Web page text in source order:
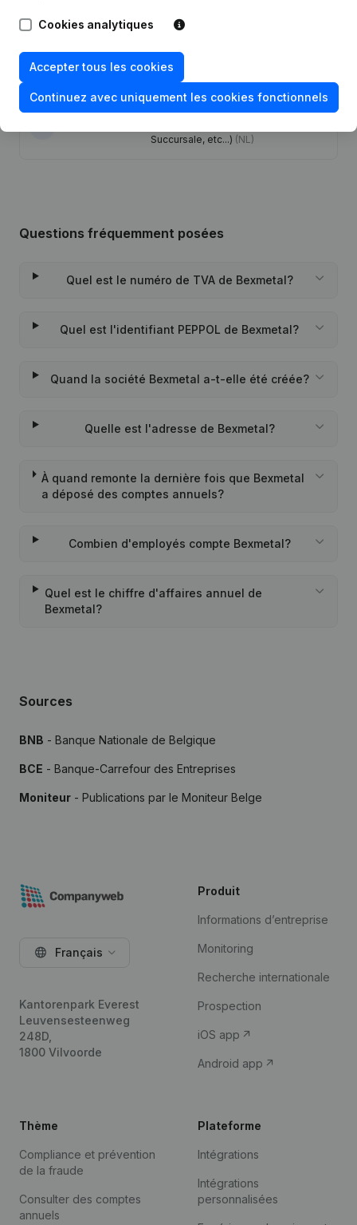
28-11-2018
Capital, Actions - Demissions,
11-07-2016 Siège Social
Rubrique Constitution (Nouvelle
Succursale, etc...) (NL)
Questions fréquemment posées
Quel est le numéro de TVA de Bexmetal?
Quel est l'identifiant PEPPOL de Bexmetal?
Quand la société Bexmetal a-t-elle été créée?
Quelle est l'adresse de Bexmetal?
À quand remonte la dernière fois que Bexmetal
a déposé des comptes annuels?
Combien d'employés compte Bexmetal?
Quel est le chiffre d'affaires annuel de
Bexmetal?
Sources
BNB - Banque Nationale de Belgique
BCE - Banque-Carrefour des Entreprises
Moniteur - Publications par le Moniteur Belge
Cookies analytiques
Accepter tous les cookies
Continuez avec uniquement les cookies fonctionnels
Français
Kantorenpark Everest
Leuvensesteenweg
248D,
1800 Vilvoorde
Produit
Informations d’entreprise
Monitoring
Recherche internationale
Prospection
iOS app
Android app
Thème
Compliance et prévention
de la fraude
Consulter des comptes
annuels
Plateforme
Intégrations
Intégrations
personnalisées